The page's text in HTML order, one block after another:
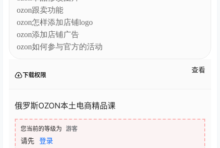
ozon跟卖功能
ozon怎样添加店铺logo
ozon添加店铺广告
ozon如何参与官方的活动
下载权限
查看
俄罗斯OZON本土电商精品课
您当前的等级为 游客
请先 登录